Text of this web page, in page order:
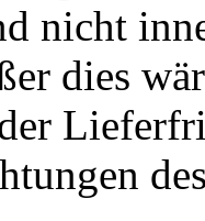
nicht
dies